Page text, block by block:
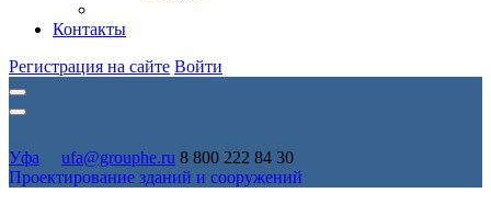
Контакты
Регистрация на сайте Войти
Уфа ufa@grouphe.ru 8 800 222 84 30
Проектирование зданий и сооружений